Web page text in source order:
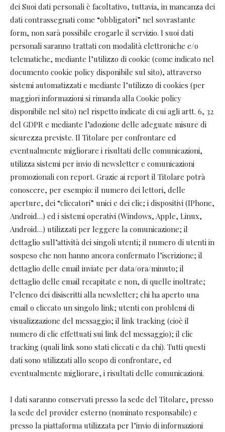
dei Suoi dati personali è facoltativo, tuttavia, in mancanza dei
dati contrassegnati come “obbligatori” nel sovrastante
form, non sarà possibile erogarle il servizio. I suoi dati
personali saranno trattati con modalità elettroniche e/o
telematiche, mediante l’utilizzo di cookie (come indicato nel
documento cookie policy disponibile sul sito), attraverso
sistemi automatizzati e mediante l’utilizzo di cookies (per
maggiori informazioni si rimanda alla Cookie policy
disponibile nel sito) nel rispetto indicate di cui agli artt. 6, 32
del GDPR e mediante l’adozione delle adeguate misure di
sicurezza previste. Il Titolare per confrontare ed
eventualmente migliorare i risultati delle comunicazioni,
utilizza sistemi per invio di newsletter e comunicazioni
promozionali con report. Grazie ai report il Titolare potrà
conoscere, per esempio: il numero dei lettori, delle
aperture, dei “cliccatori” unici e dei clic; i dispositivi (IPhone,
Android…) ed i sistemi operativi (Windows, Apple, Linux,
Android…) utilizzati per leggere la comunicazione; il
dettaglio sull’attività dei singoli utenti; il numero di utenti in
sospeso che non hanno ancora confermato l’iscrizione; il
dettaglio delle email inviate per data/ora/minuto; il
dettaglio delle email recapitate e non, di quelle inoltrate;
l’elenco dei disiscritti alla newsletter; chi ha aperto una
email o cliccato un singolo link; utenti con problemi di
visualizzazione del messaggio; il link tracking (cioè il
numero di clic effettuati sui link del messaggio); il clic
tracking (quali link sono stati cliccati e da chi). Tutti questi
dati sono utilizzati allo scopo di confrontare, ed
eventualmente migliorare, i risultati delle comunicazioni.
I dati saranno conservati presso la sede del Titolare, presso
la sede del provider esterno (nominato responsabile) e
presso la piattaforma utilizzata per l’invio di informazioni